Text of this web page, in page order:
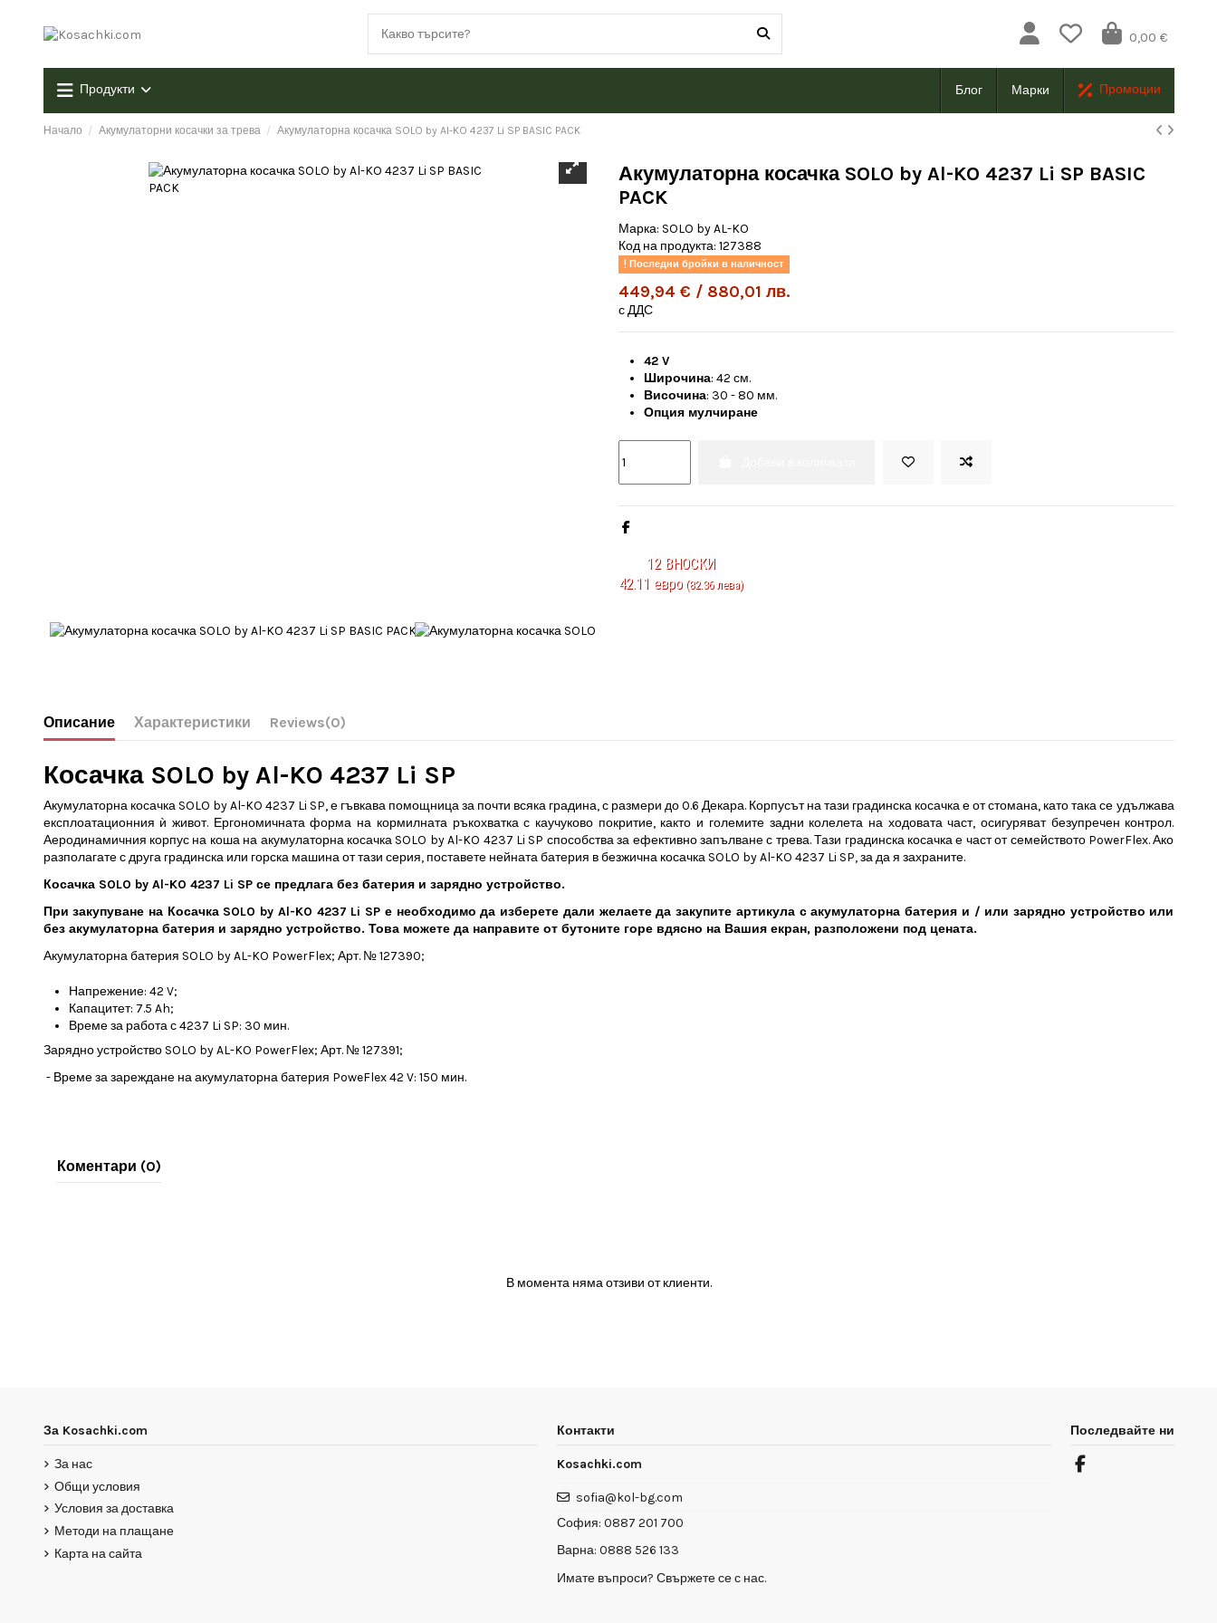
0,00 €
Продукти Промоции
Марки
Блог
Начало Акумулаторни косачки за трева Акумулаторна косачка SOLO by Al-KO 4237 Li SP BASIC PACK
Акумулаторна косачка SOLO by Al-KO 4237 Li SP BASIC
PACK
Марка: SOLO by AL-KO
Код на продукта: 127388
Последни бройки в наличност
449,94 € / 880,01 лв.
с ДДС
42 V
Широчина: 42 см.
Височина: 30 - 80 мм.
Опция мулчиране
12ВНОСКИ
42.11 евро(82.36 лева)
Описание Характеристики Reviews(0)
Косачка SOLO by Al-KO 4237 Li SP
Акумулаторна косачка SOLO by Al-KO 4237 Li SP, е гъвкава помощница за почти всяка градина, с размери до 0.6 Декара. Корпусът на тази градинска косачка е от стомана, като така се удължава
експлоатационния ѝ живот. Ергономичната форма на кормилната ръкохватка с каучуково покритие, както и големите задни колелета на ходовата част, осигуряват безупречен контрол.
Аеродинамичния корпус на коша на акумулаторна косачка SOLO by Al-KO 4237 Li SP способства за ефективно запълване с трева. Тази градинска косачка е част от семейството PowerFlex. Ако
разполагате с друга градинска или горска машина от тази серия, поставете нейната батерия в безжична косачка SOLO by Al-KO 4237 Li SP, за да я захраните.
Косачка SOLO by Al-KO 4237 Li SP се предлага без батерия и зарядно устройство.
При закупуване на Косачка SOLO by Al-KO 4237 Li SP е необходимо да изберете дали желаете да закупите артикула с акумулаторна батерия и / или зарядно устройство или
без акумулаторна батерия и зарядно устройство. Това можете да направите от бутоните горе вдясно на Вашия екран, разположени под цената.
Акумулаторна батерия SOLO by AL-KO PowerFlex; Арт. № 127390;
Напрежение: 42 V;
Капацитет: 7.5 Ah;
Време за работа с4237 Li SP: 30 мин.
Зарядно устройство SOLO by AL-KO PowerFlex; Арт. № 127391;
- Време за зареждане наакумулаторна батерия PoweFlex 42 V: 150 мин.
Коментари (0)
В момента няма отзиви от клиенти.
За Kosachki.com
За нас
Общи условия
Условия за доставка
Методи на плащане
Карта на сайта
Контакти
Kosachki.com
sofia@kol-bg.com
София: 0887 201 700
Варна: 0888 526 133
Имате въпроси? Свържете се с нас.
Последвайте ни